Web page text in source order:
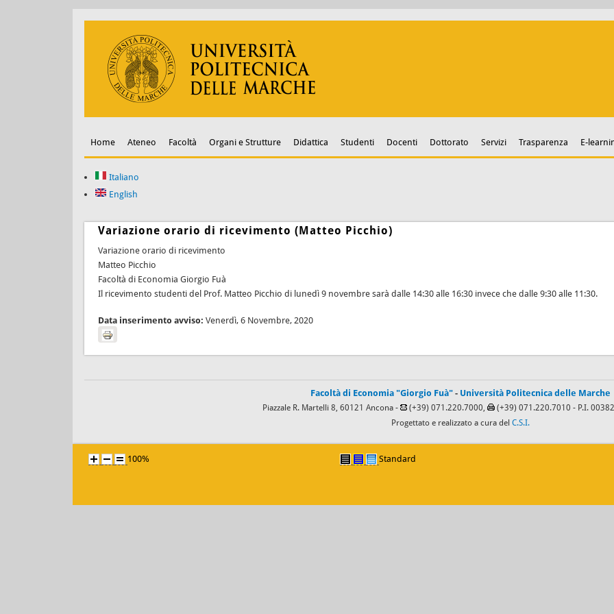
Home Ateneo Facoltà Organi e Strutture Didattica Studenti Docenti Dottorato Servizi Trasparenza E-
Italiano
English
Variazione orario di ricevimento (Matteo Picchio)
Variazione orario di ricevimento
Matteo Picchio
Facoltà di Economia Giorgio Fuà
Il ricevimento studenti del Prof. Matteo Picchio di lunedì 9 novembre sarà dalle 14:30 alle 16:30 invece che dalle 9:30 alle 11:30.
Data inserimento avviso: Venerdì, 6 Novembre, 2020
Facoltà di Economia "Giorgio Fuà" - Università Politecnica delle Marche
Piazzale R. Martelli 8, 60121 Ancona - (+39) 071.220.7000, (+39) 071.220.7010 - P.I.
Progettato e realizzato a cura del C.S.I.
100% Standard